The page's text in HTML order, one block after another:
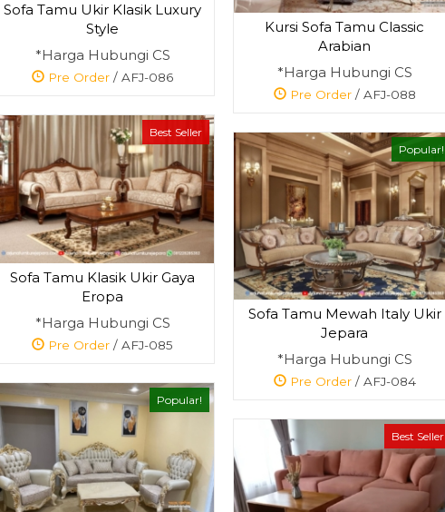
Kursi Sofa Tamu Classic
Arabian
*Harga Hubungi CS
Pre Order/ AFJ-088
Sofa Tamu Ukir Klasik Luxury
Style
*Harga Hubungi CS
Pre Order / AFJ-086
Best Seller
Sofa Tamu Klasik Ukir Gaya
Eropa
*Harga Hubungi CS
Pre Order / AFJ-085
Popular!
Sofa Tamu Mewah Italy Ukir
Jepara
*Harga Hubungi CS
Pre Order/ AFJ-084
Popular!
Best Seller